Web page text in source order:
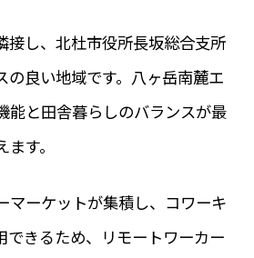
接し、北杜市役所長坂総合支所
の良い地域です。八ヶ岳南麓エ
能と田舎暮らしのバランスが最
す。
マーケットが集積し、コワーキ
できるため、リモートワーカー